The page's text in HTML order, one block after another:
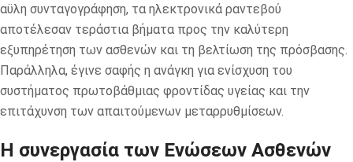
αϋλη συνταγογράφηση, τα ηλεκτρονικά ραντεβού
αποτέλεσαν τεράστια βήματα προς την καλύτερη
εξυπηρέτηση των ασθενών και τη βελτίωση της πρόσβασης.
Παράλληλα, έγινε σαφής η ανάγκη για ενίσχυση του
συστήματος πρωτοβάθμιας φροντίδας υγείας και την
επιτάχυνση των απαιτούμενων μεταρρυθμίσεων.
Η συνεργασία των Ενώσεων Ασθενών